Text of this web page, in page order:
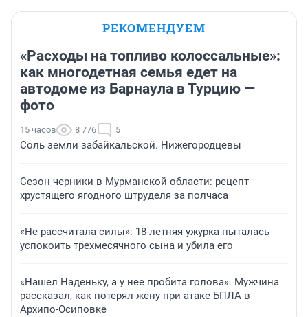
РЕКОМЕНДУЕМ
«Расходы на топливо колоссальные»:
как многодетная семья едет на
автодоме из Барнаула в Турцию —
фото
15 часов 8 776 5
Соль земли забайкальской. Нижегородцевы
Сезон черники в Мурманской области: рецепт
хрустящего ягодного штруделя за полчаса
«Не рассчитала силы»: 18-летняя ужурка пыталась
успокоить трехмесячного сына и убила его
«Нашел Наденьку, а у нее пробита голова». Мужчина
рассказал, как потерял жену при атаке БПЛА в
Архипо-Осиповке